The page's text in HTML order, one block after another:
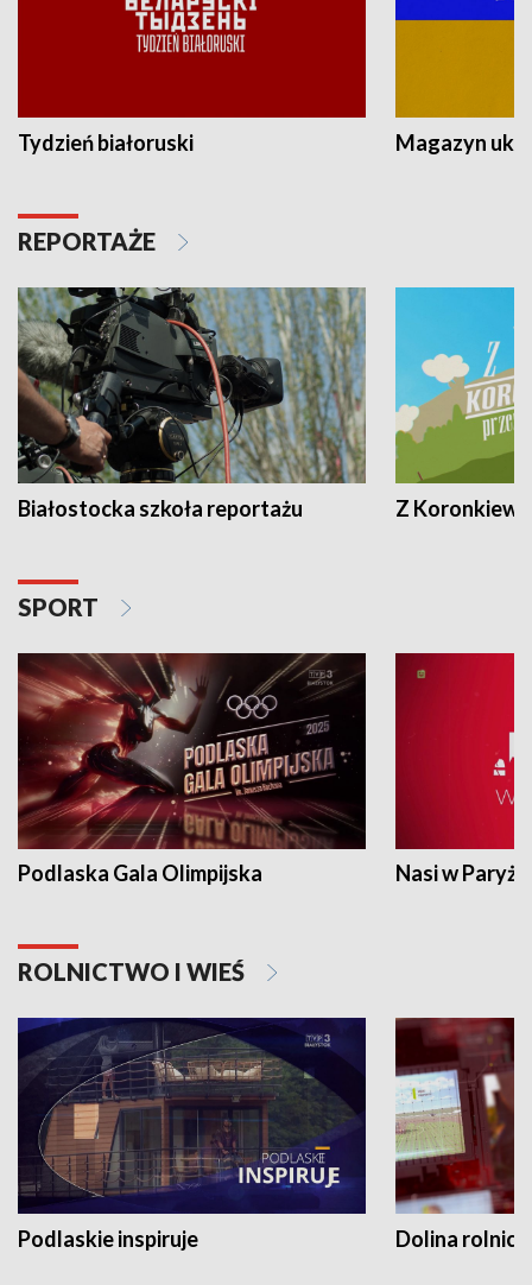
Tydzień białoruski Magazyn
REPORTAŻE
Białostocka szkoła reportażu Z
SPORT
Podlaska Gala Olimpijska Nasi w Paryżu
ROLNICTWO I WIEŚ
Podlaskie inspiruje Dolina